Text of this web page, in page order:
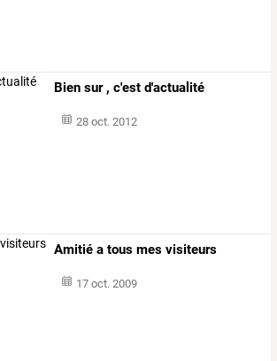
Bien sur , c'est d'actualité
28 oct. 2012
Amitié a tous mes visiteurs
17 oct. 2009